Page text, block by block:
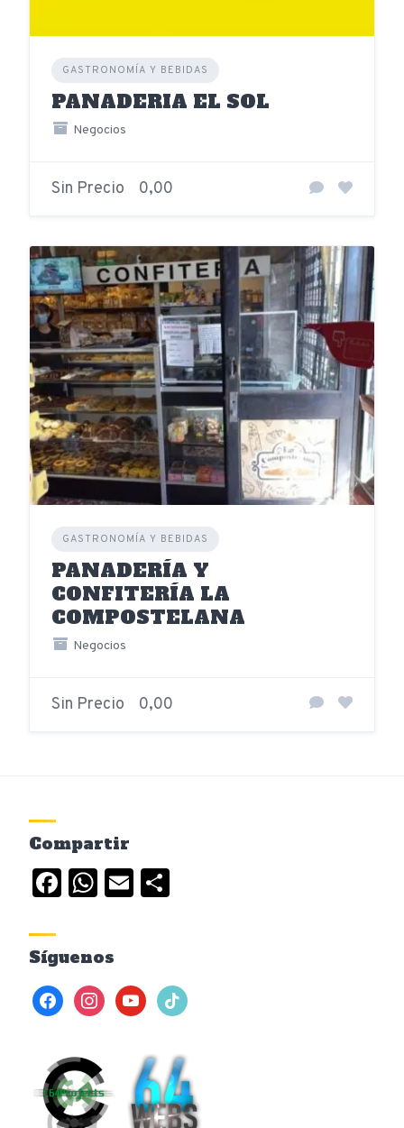
GASTRONOMÍA Y BEBIDAS
PANADERIA EL SOL
Negocios
Sin Precio 0,00
GASTRONOMÍA Y BEBIDAS
PANADERÍA Y
CONFITERÍA LA
COMPOSTELANA
Negocios
Sin Precio 0,00
Compartir
Facebook
WhatsApp
Email
Síguenos
facebookinstagramyoutubetiktok